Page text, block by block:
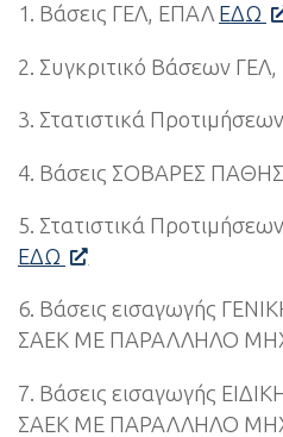
1. Βάσεις ΓΕΛ, ΕΠΑΛ ΕΔΩ
2. Συγκριτικό Βάσεων
3. Στατιστικά
4. Βάσεις ΣΟΒΑΡΕΣ
5. Στατιστικά
ΕΔΩ
6. Βάσεις εισαγωγής
ΣΑΕΚ ΜΕ ΠΑΡΑΛΛΗΛΟ
7. Βάσεις εισαγωγής
ΣΑΕΚ ΜΕ ΠΑΡΑΛΛΗΛΟ